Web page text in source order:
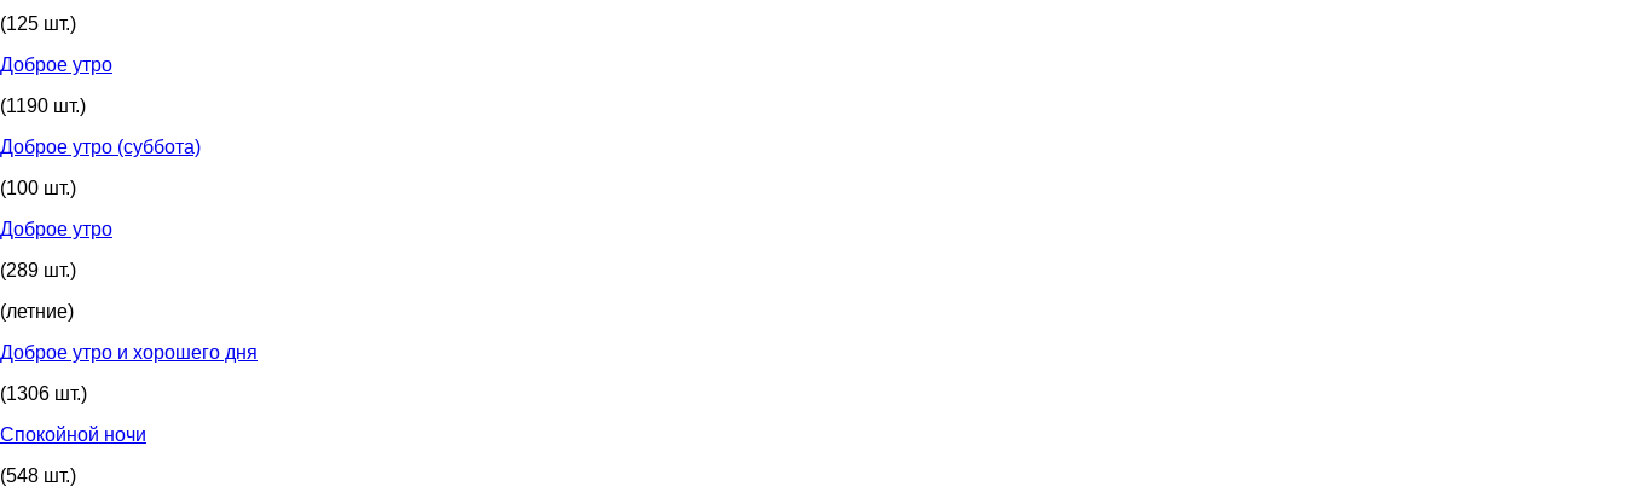
(125 шт.)
Доброе утро
(1190 шт.)
Доброе утро (суббота)
(100 шт.)
Доброе утро
(289 шт.)
(летние)
Доброе утро и хорошего дня
(1306 шт.)
Спокойной ночи
(548 шт.)